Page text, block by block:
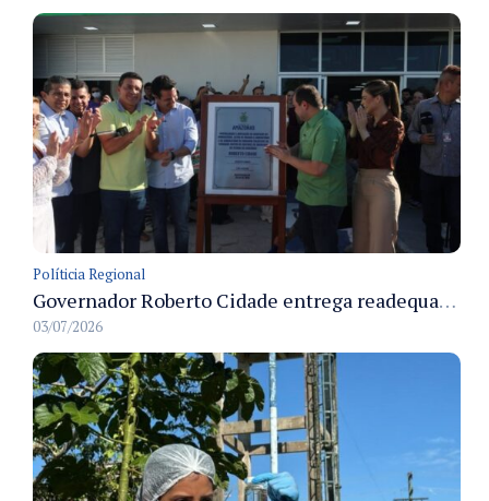
Políticia Regional
Governador Roberto Cidade entrega readequação do ambulatório da FCecon e amplia capacidade de atendimento oncológico em Manaus
03/07/2026